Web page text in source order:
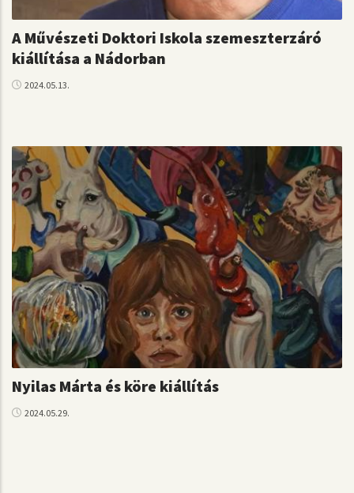
A Művészeti Doktori Iskola szemeszterzáró
kiállítása a Nádorban
2024.05.13.
Nyilas Márta és köre kiállítás
2024.05.29.